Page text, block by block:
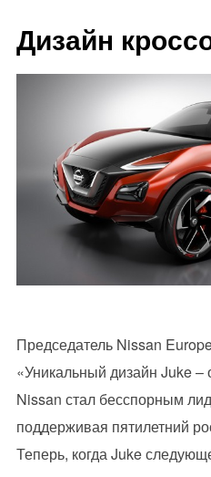
Дизайн
Председатель Nissan
«Уникальный дизайн Juke –
Nissan стал бесспорным
поддерживая пятилетний
Теперь, когда Juke